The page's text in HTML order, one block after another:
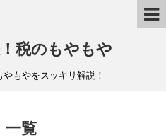
税のもやもや
もやをスッキリ解説！
一覧